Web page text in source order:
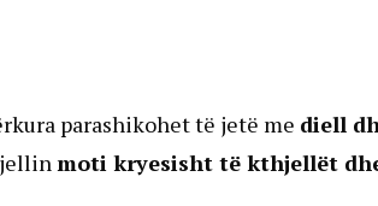
parashikohet të jetë me diell
moti kryesisht të kthjellët